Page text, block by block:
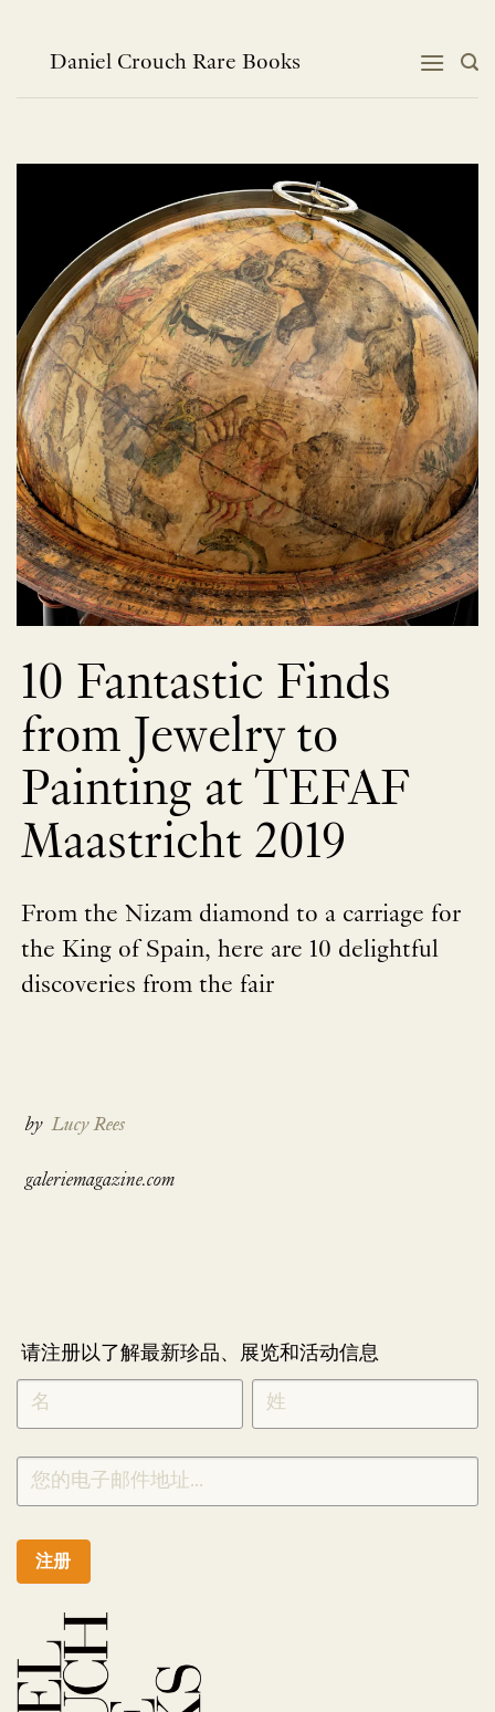
Daniel Crouch Rare Books
10 Fantastic Finds
from Jewelry to
Painting at TEFAF
Maastricht 2019
From the Nizam diamond to a carriage for
the King of Spain, here are 10 delightful
discoveries from the fair
by Lucy Rees
galeriemagazine.com
请注册以了解最新珍品、展览和活动信息
NEWLETTER
SIGNUP
CHINESE
*
注册